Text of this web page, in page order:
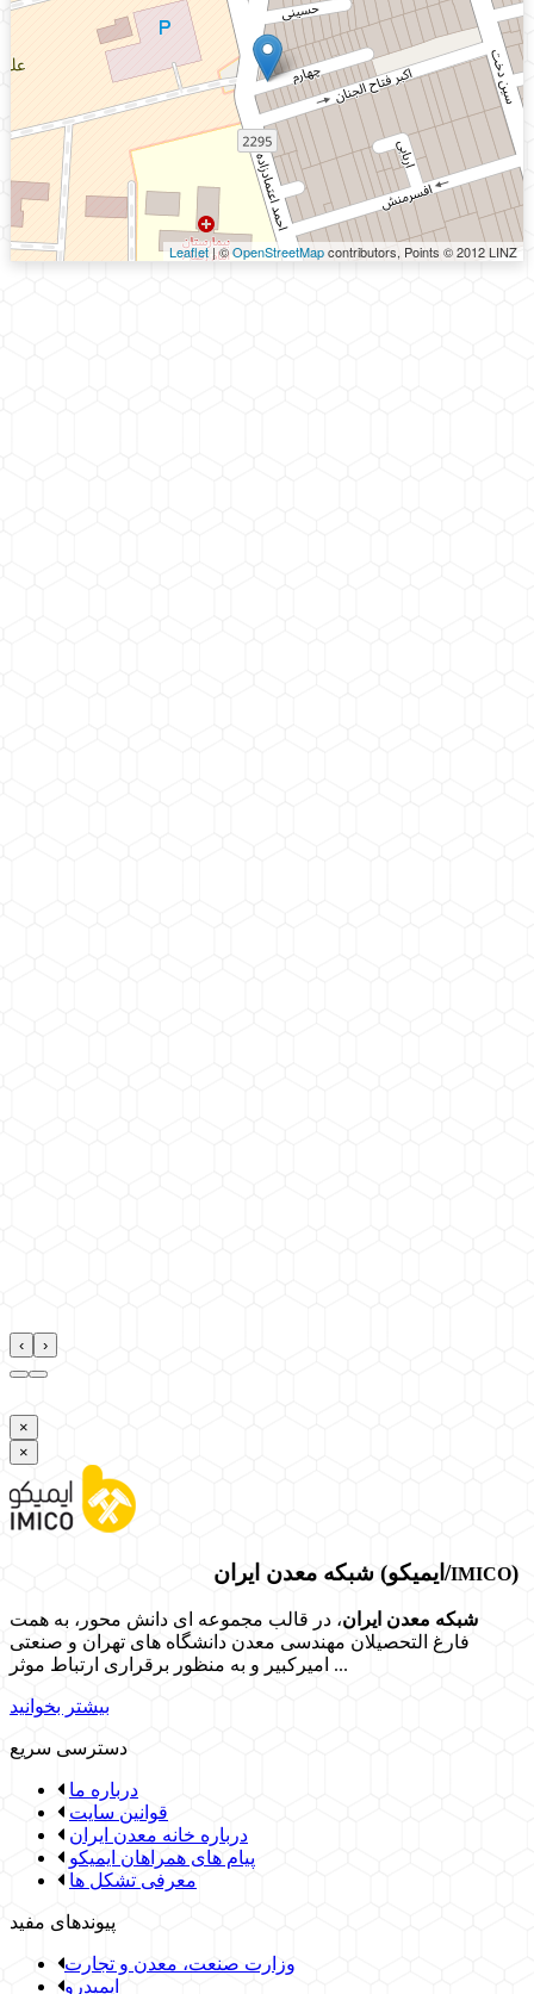
Leaflet| ©OpenStreetMapcontributors, Points © 2012 LINZ
‹ ›
×
×
شبکه معدن ایران (ایمیکو/IMICO)
شبکه معدن ایران، در قالب مجموعه ای دانش محور، به همت
فارغ­ التحصیلان مهندسی معدن دانشگاه ­های تهران و صنعتی
امیرکبیر و به منظور برقراری ارتباط موثر ...
بیشتر بخوانید
دسترسی سریع
درباره ما
قوانین سایت
درباره خانه معدن ایران
پیام های همراهان ایمیکو
معرفی تشکل ها
پیوندهای مفید
وزارت صنعت، معدن و تجارت
ایمیدرو